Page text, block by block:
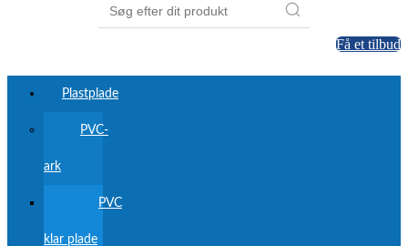
Få et tilbud
Plastplade
PVC-
ark
PVC
klar plade